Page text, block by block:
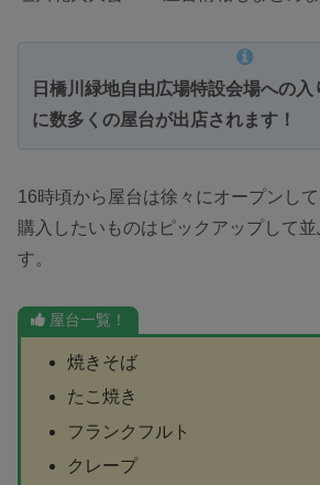
日橋川緑地自由広場特設会場への
に数多くの屋台が出店されます！
16時頃から屋台は徐々にオープンし
購入したいものはピックアップして
す。
屋台一覧！
焼きそば
たこ焼き
フランクフルト
クレープ